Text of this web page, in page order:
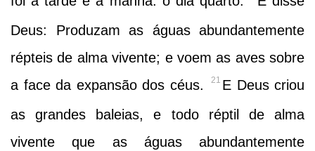
Deus: Produzam as águas abundantemente
répteis de alma vivente; e voem as aves sobre
a face da expansão dos céus.
21 E Deus criou
as grandes baleias, e todo réptil de alma
vivente que as águas abundantemente